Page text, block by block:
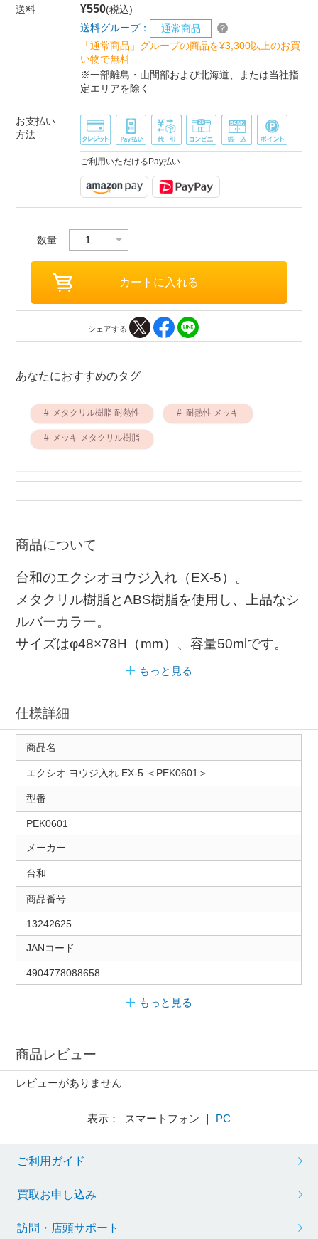
送料 ¥550(税込)
送料グループ：
通常商品
「通常商品」グループの商品を¥3,300以上のお買
い物で無料
※一部離島・山間部および北海道、または当社指
定エリアを除く
お支払い
方法
ご利用いただけるPay払い
数量
シェアする
あなたにおすすめのタグ
メタクリル樹脂 耐熱性 耐熱性 メッキ
メッキ メタクリル樹脂
商品について
台和のエクシオヨウジ入れ（EX-5）。
メタクリル樹脂とABS樹脂を使用し、上品なシ
ルバーカラー。
サイズはφ48×78H（mm）、容量50mlです。
もっと見る
仕様詳細
商品名
エクシオ ヨウジ入れ EX-5 ＜PEK0601＞
型番
PEK0601
メーカー
台和
商品番号
13242625
JANコード
4904778088658
もっと見る
商品レビュー
レビューがありません
表示： スマートフォン ｜ PC
ご利用ガイド
買取お申し込み
訪問・店頭サポート